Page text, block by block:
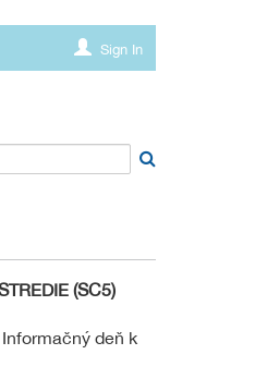
Sign In
(SC5)
Informačný deň k